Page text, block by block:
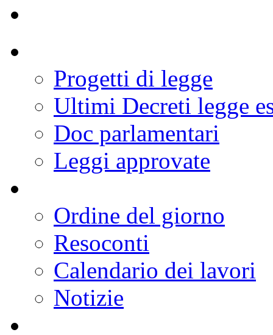
Progetti di legge
Ultimi Decreti legge
Doc parlamentari
Leggi approvate
Ordine del giorno
Resoconti
Calendario dei lavori
Notizie